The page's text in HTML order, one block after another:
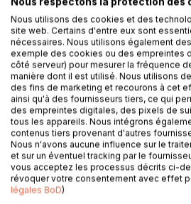
AJOUTER AU
Ajouter à ma liste d'envies
Laisser un avis
DESCRIPTION
Nous utilisons des cookies et des
site web. Certains d'entre eux sont
nécessaires. Nous utilisons également
exemple des cookies ou des empreintes
côté serveur) pour mesurer la fréquence
manière dont il est utilisé. Nous utilisons
des fins de marketing et recourons à cet
ainsi qu'à des fournisseurs tiers, ce qui
des empreintes digitales, des pixels de
tous les appareils. Nous intégrons
contenus tiers provenant d'autres
Nous n'avons aucune influence sur le
et sur un éventuel tracking par le
vous acceptez les processus décrits ci-
révoquer votre consentement avec effet
légales BoD)